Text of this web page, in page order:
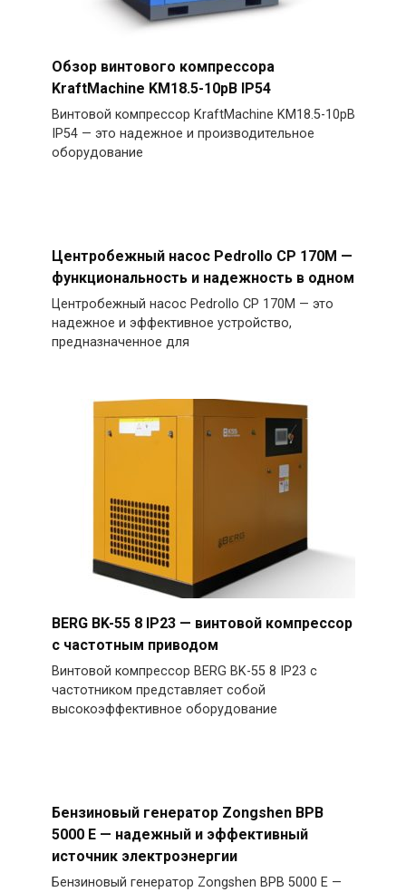
Обзор винтового компрессора
KraftMachine KM18.5-10рВ IP54
Винтовой компрессор KraftMachine KM18.5-10рВ
IP54 — это надежное и производительное
оборудование
Центробежный насос Pedrollo CP 170M —
функциональность и надежность в одном
Центробежный насос Pedrollo CP 170M — это
надежное и эффективное устройство,
предназначенное для
BERG BK-55 8 IP23 — винтовой компрессор
с частотным приводом
Винтовой компрессор BERG BK-55 8 IP23 с
частотником представляет собой
высокоэффективное оборудование
Бензиновый генератор Zongshen BPB
5000 E — надежный и эффективный
источник электроэнергии
Бензиновый генератор Zongshen BPB 5000 E —